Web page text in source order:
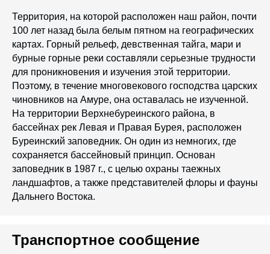
Территория, на которой расположен наш район, почти
100 лет назад была белым пятном на географических
картах. Горный рельеф, девственная тайга, мари и
бурные горные реки составляли серьезные трудности
для проникновения и изучения этой территории.
Поэтому, в течение многовекового господства царских
чиновников на Амуре, она оставалась не изученной.
На территории Верхнебуреинского района, в
бассейнах рек Левая и Правая Бурея, расположен
Буреинский заповедник. Он один из немногих, где
сохраняется бассейновый принцип. Основан
заповедник в 1987 г., с целью охраны таежных
ландшафтов, а также представителей флоры и фауны
Дальнего Востока.
Транспортное сообщение